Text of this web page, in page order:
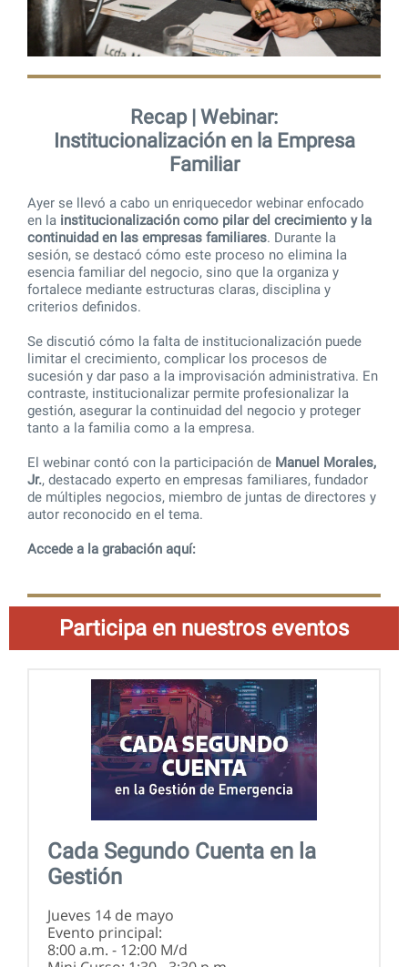
Recap | Webinar:
Institucionalización en la Empresa
Familiar
Ayer se llevó a cabo un enriquecedor webinar enfocado
en la institucionalización como pilar del crecimiento y la
continuidad en las empresas familiares. Durante la
sesión, se destacó cómo este proceso no elimina la
esencia familiar del negocio, sino que la organiza y
fortalece mediante estructuras claras, disciplina y
criterios definidos.
Se discutió cómo la falta de institucionalización puede
limitar el crecimiento, complicar los procesos de
sucesión y dar paso a la improvisación administrativa. En
contraste, institucionalizar permite profesionalizar la
gestión, asegurar la continuidad del negocio y proteger
tanto a la familia como a la empresa.
El webinar contó con la participación de Manuel Morales,
Jr., destacado experto en empresas familiares, fundador
de múltiples negocios, miembro de juntas de directores y
autor reconocido en el tema.
Accede a la grabación aquí:
Participa en nuestros eventos
Cada Segundo Cuenta en la
Gestión
Jueves 14 de mayo
Evento principal:
8:00 a.m. - 12:00 M/d